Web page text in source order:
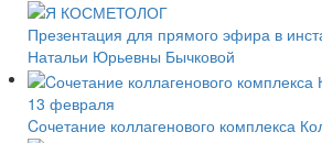
Презентация для прямого эфира в
Натальи Юрьевны Бычковой
13 февраля
Cочетание коллагенового комплекса